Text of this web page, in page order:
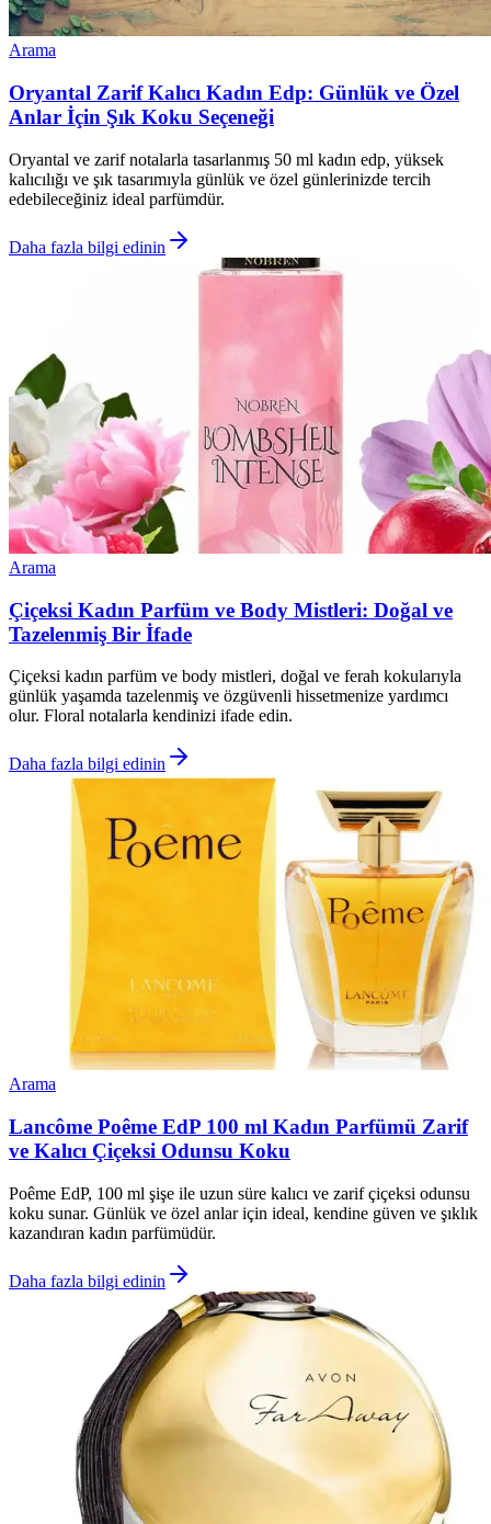
Arama
Oryantal Zarif Kalıcı Kadın Edp: Günlük ve Özel
Anlar İçin Şık Koku Seçeneği
Oryantal ve zarif notalarla tasarlanmış 50 ml kadın edp, yüksek
kalıcılığı ve şık tasarımıyla günlük ve özel günlerinizde tercih
edebileceğiniz ideal parfümdür.
Daha fazla bilgi edinin
Arama
Çiçeksi Kadın Parfüm ve Body Mistleri: Doğal ve
Tazelenmiş Bir İfade
Çiçeksi kadın parfüm ve body mistleri, doğal ve ferah kokularıyla
günlük yaşamda tazelenmiş ve özgüvenli hissetmenize yardımcı
olur. Floral notalarla kendinizi ifade edin.
Daha fazla bilgi edinin
Arama
Lancôme Poême EdP 100 ml Kadın Parfümü Zarif
ve Kalıcı Çiçeksi Odunsu Koku
Poême EdP, 100 ml şişe ile uzun süre kalıcı ve zarif çiçeksi odunsu
koku sunar. Günlük ve özel anlar için ideal, kendine güven ve şıklık
kazandıran kadın parfümüdür.
Daha fazla bilgi edinin